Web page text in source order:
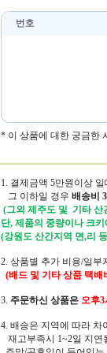
번호
* 이 상품에 대한 궁금한
1. 결제금액 5만원이상
그 이하일 경우 배송비
(그외 제주도 및 기타 산
단, 제품의 중량이나 크
(강원도 산간지역 면,리
2. 상품별 추가 비용/일부
(배드 및 기타 상품 택배
3. 주문하신 상품은 오후3
4. 배송은 지역에 따라
재고부족시 1~2일 지연